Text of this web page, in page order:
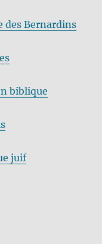
des Bernardins
biblique
juif